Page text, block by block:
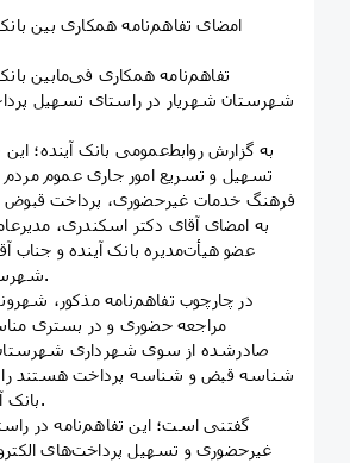
امضای تفاهم‌نامه همکاری بین
تفاهم‌نامه همکاری فی‌مابین
شهرستان شهریار در راستای تسهیل
به گزارش روابط‌عمومی بانک آینده؛ این
تسهیل و تسریع امور جاری عموم
فرهنگ خدمات غیرحضوری، پرداخت قبوض
به امضای آقای دکتر اسکندری،
عضو هیأت‌مدیره بانک آینده و جناب
شهرستان شهریار رسید.
در چارچوب تفاهم‌نامه مذکور،
مراجعه حضوری و در بستری
صادرشده از سوی شهرداری شهرستان
شناسه قبض و شناسه پرداخت هستند را
بانک آینده، پرداخت کنند.
گفتنی است؛ این تفاهم‌نامه در
غیرحضوری و تسهیل پرداخت‌های